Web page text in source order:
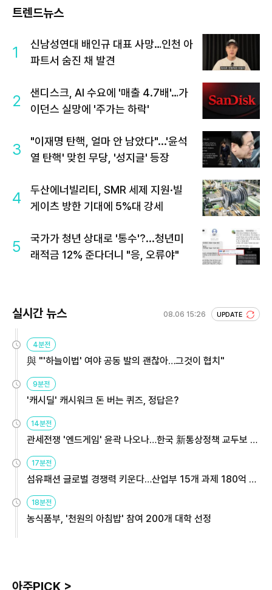
트렌드뉴스
1
신남성연대 배인규 대표 사망…인천 아
파트서 숨진 채 발견
2
샌디스크, AI 수요에 '매출 4.7배'…가
이던스 실망에 '주가는 하락'
3
"이재명 탄핵, 얼마 안 남았다"...'윤석
열 탄핵' 맞힌 무당, '성지글' 등장
4
두산에너빌리티, SMR 세제 지원·빌
게이츠 방한 기대에 5%대 강세
5
국가가 청년 상대로 '통수'?...청년미
래적금 12% 준다더니 "응, 오류야"
실시간 뉴스 08.06 15:26 UPDATE
4분전
與 "'하늘이법' 여야 공동 발의 괜찮아…그것이 협치"
9분전
'캐시딜' 캐시워크 돈 버는 퀴즈, 정답은?
14분전
관세전쟁 '엔드게임' 윤곽 나오나…한국 新통상정책 교두보 활
용해야
17분전
섬유패션 글로벌 경쟁력 키운다…산업부 15개 과제 180억 지
원
18분전
농식품부, '천원의 아침밥' 참여 200개 대학 선정
아주PICK >